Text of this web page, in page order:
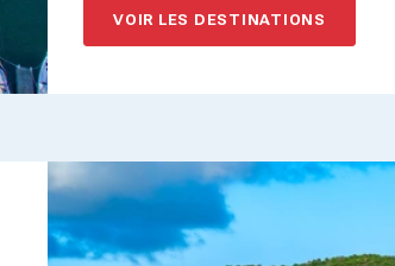
VOIR LES DESTINATIONS